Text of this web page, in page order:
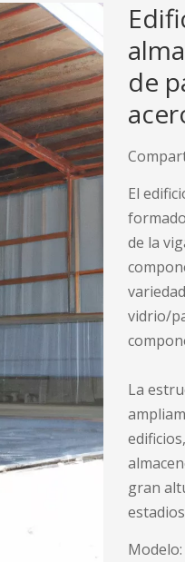
de
El
de la
vidrio/
La
gran
Modelo: